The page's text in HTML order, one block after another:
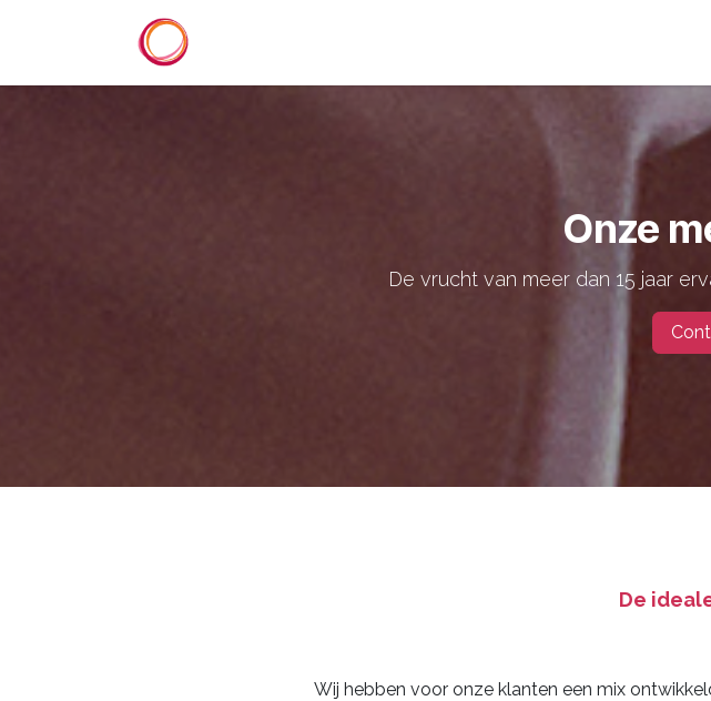
Onze
De vrucht van meer dan 15 jaar
De
Wij hebben voor onze klanten een mix